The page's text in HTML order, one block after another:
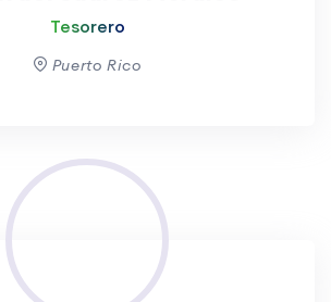
Tesorero
Puerto Rico